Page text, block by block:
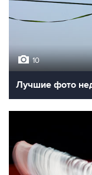
10
Лучшие фото